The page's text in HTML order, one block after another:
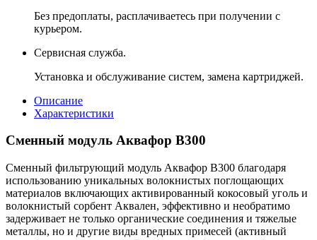
Без предоплаты, расплачиваетесь при получении с
курьером.
Сервисная служба.
Установка и обслуживание систем, замена картриджей.
Описание
Характеристики
Сменный модуль Аквафор В300
Сменный фильтрующий модуль Аквафор В300 благодаря
использованию уникальных волокнистых поглощающих
материалов включающих активированный кокосовый уголь и
волокнистый сорбент Аквален, эффективно и необратимо
задерживает не только органические соединения и тяжелые
металлы, но и другие виды вредных примесей (активный